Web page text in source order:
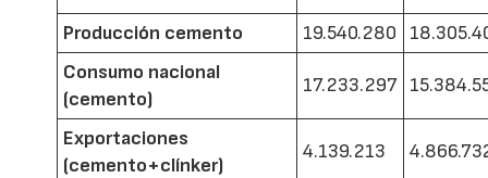
Producción cemento 19.540.280
Consumo nacional
(cemento)
17.233.297
Exportaciones
(cemento+clínker)
4.139.213